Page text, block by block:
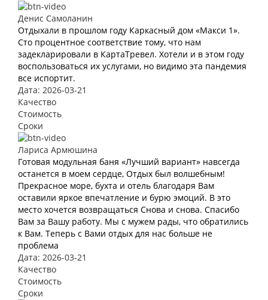
Денис Самоланин
Отдыхали в прошлом году Каркасный дом «Макси 1».
Сто процентное соответствие тому, что нам
задекларировали в КартаТревел. Хотели и в этом году
воспользоваться их услугами, но видимо эта пандемия
все испортит.
Дата: 2026-03-21
Качество
Стоимость
Сроки
Лариса Армюшина
Готовая модульная баня «Лучший вариант» навсегда
останется в моем сердце, Отдых был волшебным!
Прекрасное море, бухта и отель благодаря Вам
оставили яркое впечатление и бурю эмоций. В это
место хочется возвращаться Снова и снова. Спасибо
Вам за Вашу работу. Мы с мужем рады, что обратились
к Вам. Теперь с Вами отдых для нас больше не
проблема
Дата: 2026-03-21
Качество
Стоимость
Сроки